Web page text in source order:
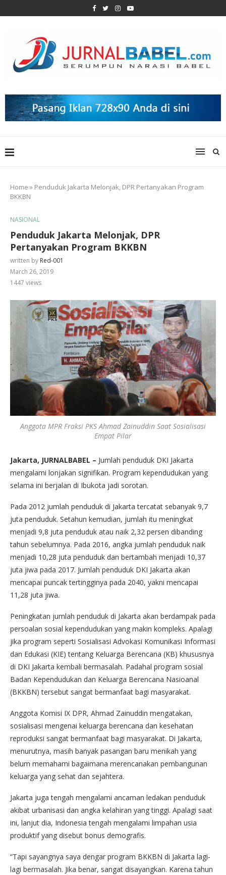
Home » Penduduk Jakarta Melonjak, DPR Pertanyakan Program
BKKBN
NASIONAL
Penduduk Jakarta Melonjak, DPR
Pertanyakan Program BKKBN
written by Red-001
March 26, 2019
1447 views
Anggota MPR Fraksi PKS Ahmad Zainuddin Saat Sosialisasi
Empat Pilar
Jakarta, JURNALBABEL – Jumlah penduduk DKI Jakarta
mengalami lonjakan signifikan. Program kependudukan yang
selama ini berjalan di Ibukota jadi sorotan.
Pada 2012 jumlah penduduk di Jakarta tercatat sebanyak 9,7
juta penduduk. Setahun kemudian, jumlah itu meningkat
menjadi 9,8 juta penduduk atau naik 2,32 persen dibanding
tahun sebelumnya. Pada 2016, angka jumlah penduduk naik
menjadi 10,28 juta penduduk dan bertambah menjadi 10,37
juta jiwa pada 2017. Jumlah penduduk DKI Jakarta akan
mencapai puncak tertingginya pada 2040, yakni mencapai
11,28 juta jiwa.
Peningkatan jumlah penduduk di Jakarta akan berdampak pada
persoalan sosial kependudukan yang makin kompleks. Apalagi
jika program seperti Sosialisasi Advokasi Komunikasi Informasi
dan Edukasi (KIE) tentang Keluarga Berencana (KB) khususnya
di DKI Jakarta kembali bermasalah. Padahal program sosial
Badan Kependudukan dan Keluarga Berencana Nasioanal
(BKKBN) tersebut sangat bermanfaat bagi masyarakat.
Anggota Komisi IX DPR, Ahmad Zainuddin mengatakan,
sosialisasi mengenai keluarga berencana dan kesehatan
reproduksi sangat bermanfaat bagi masyarakat. Di Jakarta,
menurutnya, masih banyak pasangan baru menikah yang
belum memahami bagaimana merencanakan pembangunan
keluarga yang sehat dan sejahtera.
Jakarta juga tengah mengalami ancaman ledakan penduduk
akibat urbanisasi dan angka kelahiran yang tinggi. Apalagi saat
ini, lanjut dia, Indonesia tengah mengalami limpahan usia
produktif yang disebut bonus demografis.
“Tapi sayangnya saya dengar program BKKBN di Jakarta lagi-
lagi bermasalah. Jika benar, sangat disayangkan. Karena tahun